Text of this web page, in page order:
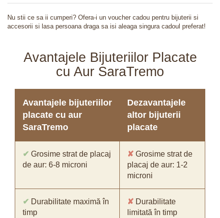
Nu stii ce sa ii cumperi? Ofera-i un voucher cadou pentru bijuterii si
accesorii si lasa persoana draga sa isi aleaga singura cadoul preferat!
Avantajele Bijuteriilor Placate
cu Aur SaraTremo
Avantajele bijuteriilor
placate cu aur
SaraTremo
Dezavantajele
altor bijuterii
placate
✔ Grosime strat de placaj
de aur: 6-8 microni
✘ Grosime strat de
placaj de aur: 1-2
microni
✔ Durabilitate maximă în
timp
✘ Durabilitate
limitată în timp